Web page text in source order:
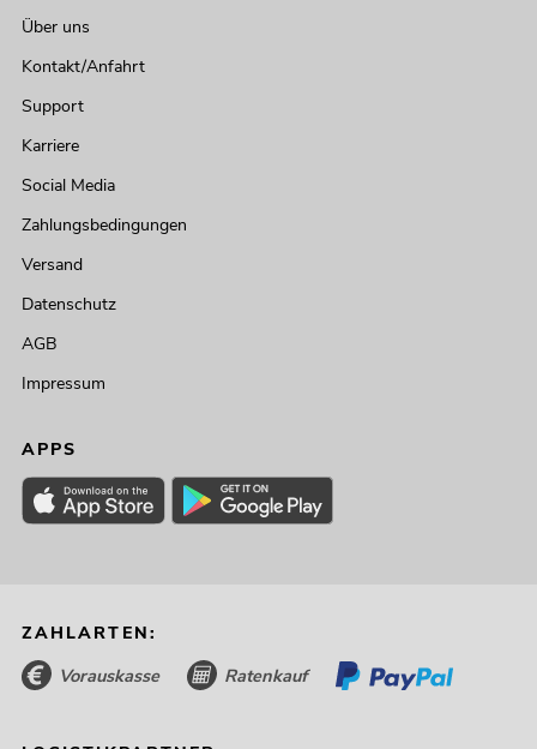
Über uns
Kontakt/Anfahrt
Support
Karriere
Social Media
Zahlungsbedingungen
Versand
Datenschutz
AGB
Impressum
APPS
ZAHLARTEN:
Vorauskasse Ratenkauf